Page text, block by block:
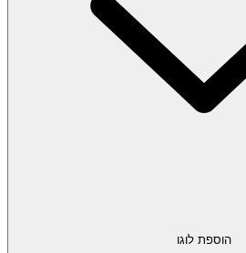
הוספת לוגו